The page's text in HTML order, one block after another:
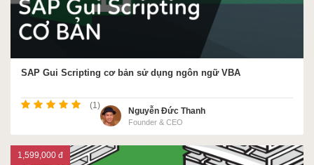
SAP Gui Scripting cơ bản sử dụng ngôn ngữ VBA
(1)
Nguyễn Đức Thanh
Founder & CEO
1,599,000 đ